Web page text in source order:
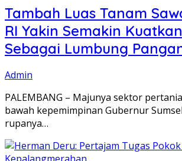
Tambah Luas Tanam
RI Yakin Semakin
Sebagai Lumbung
Admin
PALEMBANG – Majunya sektor
bawah kepemimpinan Gubernur
rupanya…